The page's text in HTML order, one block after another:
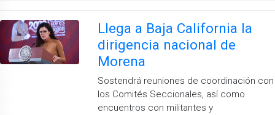
Llega a Baja California la
dirigencia nacional de
Morena
Sostendrá reuniones de coordinación con
los Comités Seccionales, así como
encuentros con militantes y